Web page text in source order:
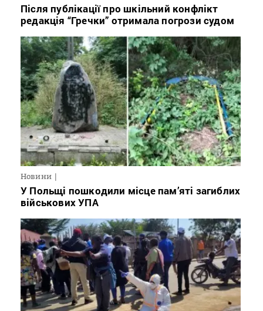
Після публікації про шкільний конфлікт
редакція “Гречки” отримала погрози судом
Новини
У Польщі пошкодили місце пам’яті загиблих
військових УПА